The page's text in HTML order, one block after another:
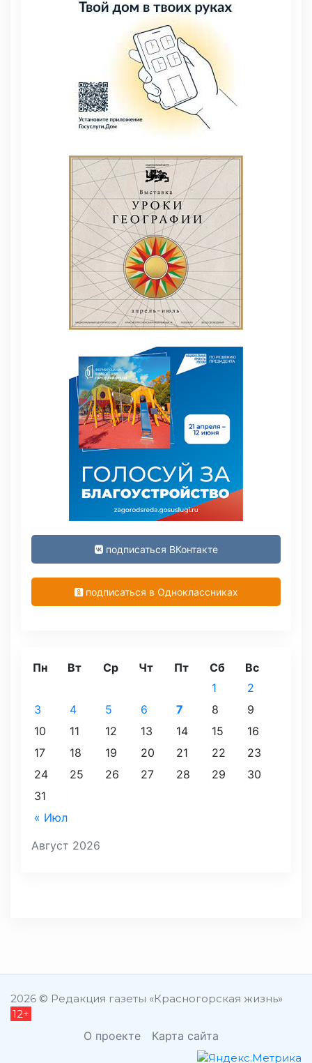
подписаться ВКонтакте
подписаться в Одноклассниках
Август 2026
Пн Вт Ср Чт Пт Сб Вс
« Июл
1
2
3
4 5 6 7 8
9
10
11 12 13 14 15
16
17
18 19 20 21 22
23
24
25 26 27 28 29
30
31
2026 © Редакция газеты «Красногорская жизнь»
12+
О проекте Карта сайта